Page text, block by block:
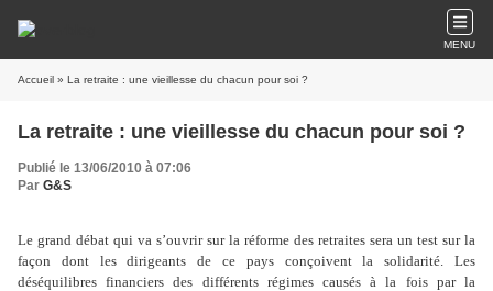
MENU
Accueil » La retraite : une vieillesse du chacun pour soi ?
La retraite : une vieillesse du chacun pour soi ?
Publié le 13/06/2010 à 07:06
Par G&S
Le grand débat qui va s’ouvrir sur la réforme des retraites sera un test sur la
façon dont les dirigeants de ce pays conçoivent la solidarité. Les
déséquilibres financiers des différents régimes causés à la fois par la